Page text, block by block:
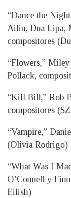
“Dance the
Ailin, Dua Lipa,
compositores
“Flowers,”
Pollack,
“Kill Bill,” Rob
compositores
“Vampire,”
(Olivia Rodrigo)
“What Was I
O’Connell y
Eilish)